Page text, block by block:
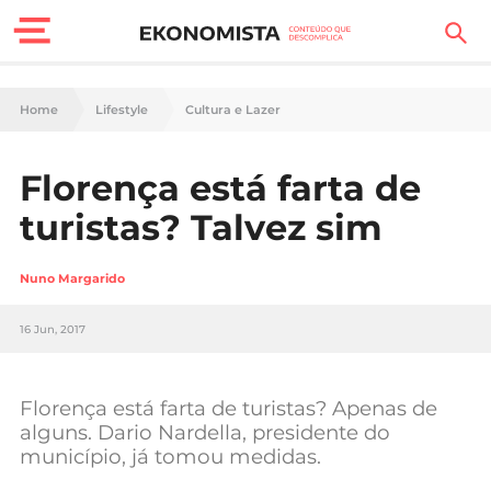
Finanças Pessoais
Carreira
Tecnologia
Negócios
Home Lifestyle Cultura e Lazer
Florença está farta de
turistas? Talvez sim
Nuno Margarido
16 Jun, 2017
Florença está farta de turistas? Apenas de
alguns. Dario Nardella, presidente do
município, já tomou medidas.